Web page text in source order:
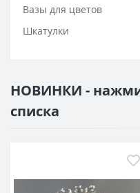
Вазы для цветов
Шкатулки
НОВИНКИ -
списка